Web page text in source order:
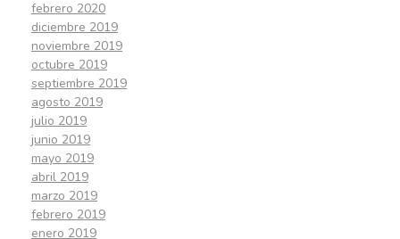
febrero 2020
diciembre 2019
noviembre 2019
octubre 2019
septiembre 2019
agosto 2019
julio 2019
junio 2019
mayo 2019
abril 2019
marzo 2019
febrero 2019
enero 2019